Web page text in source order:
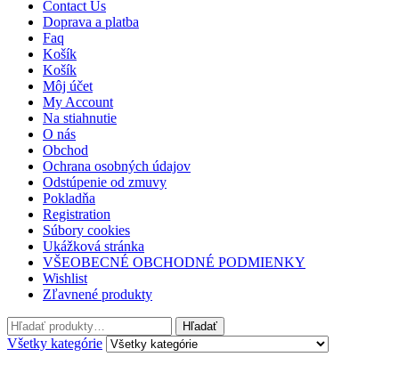
Contact Us
Doprava a platba
Faq
Košík
Košík
Môj účet
My Account
Na stiahnutie
O nás
Obchod
Ochrana osobných údajov
Odstúpenie od zmuvy
Pokladňa
Registration
Súbory cookies
Ukážková stránka
VŠEOBECNÉ OBCHODNÉ PODMIENKY
Wishlist
Zľavnené produkty
Hľadať:
Hľadať
Všetky kategórie